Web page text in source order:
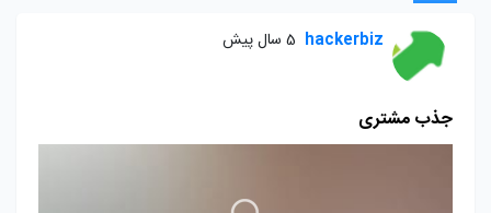
hackerbiz 5 سال پیش
جذب مشتری